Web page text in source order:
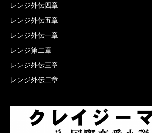
レンジ外伝四章
レンジ外伝五章
レンジ外伝一章
レンジ第二章
レンジ外伝三章
レンジ外伝二章